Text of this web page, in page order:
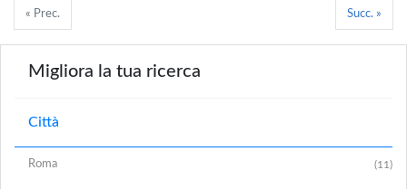
« Prec. Succ. »
Migliora la tua ricerca
Città
Roma (11)